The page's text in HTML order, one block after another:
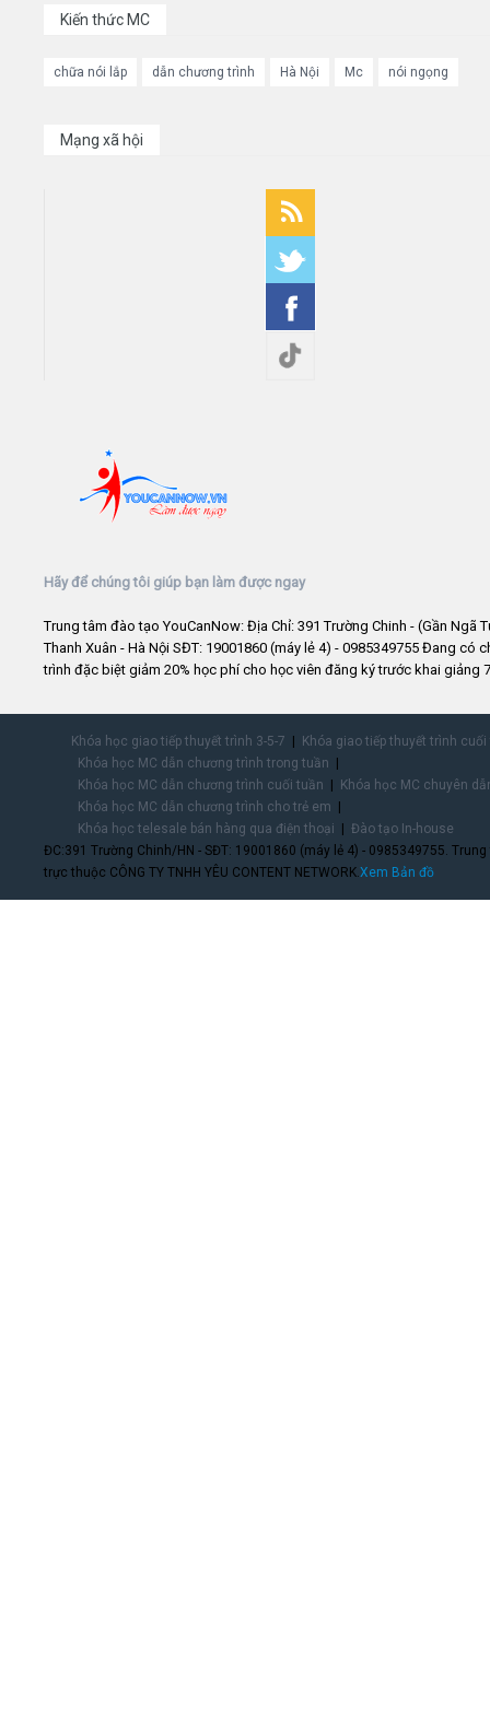
Kiến thức MC
chữa nói lắp dẫn chương trình Hà Nội Mc nói ngọng
Mạng xã hội
Hãy để chúng tôi giúp bạn làm được ngay
Trung tâm đào tạo YouCanNow: Địa Chỉ: 391 Trường Chinh - (Gần Ngã
Thanh Xuân - Hà Nội SĐT: 19001860 (máy lẻ 4) - 0985349755 Đang có
trình đặc biệt giảm 20% học phí cho học viên đăng ký trước khai giảng
Khóa học giao tiếp thuyết trình 3-5-7
Khóa giao tiếp thuyết trình
Khóa học MC dẫn chương trình trong tuần
Khóa học MC dẫn chương trình cuối tuần
Khóa học MC chuyên
Khóa học MC dẫn chương trình cho trẻ em
Khóa học telesale bán hàng qua điện thoại
Đào tạo In-house
ĐC:391 Trường Chinh/HN - SĐT: 19001860 (máy lẻ 4) - 0985349755.
trực thuộc CÔNG TY TNHH YÊU CONTENT NETWORK.Xem Bản đồ